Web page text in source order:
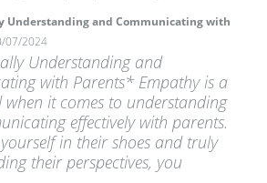
Understanding and Communicating with
07/2024
Understanding and
with Parents* Empathy is a
when it comes to understanding
effectively with parents.
in their shoes and truly
their perspectives, you